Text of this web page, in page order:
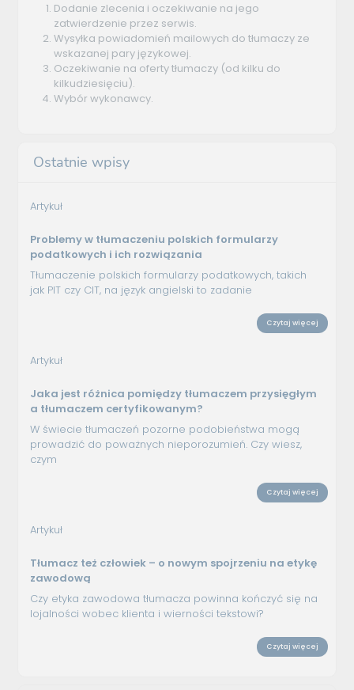
Dodanie zlecenia i oczekiwanie na jego
zatwierdzenie przez serwis.
Wysyłka powiadomień mailowych do tłumaczy ze
wskazanej pary językowej.
Oczekiwanie na oferty tłumaczy (od kilku do
kilkudziesięciu).
Wybór wykonawcy.
Ostatnie wpisy
Artykuł
Problemy w tłumaczeniu polskich formularzy
podatkowych i ich rozwiązania
Tłumaczenie polskich formularzy podatkowych, takich
jak PIT czy CIT, na język angielski to zadanie
Czytaj więcej
Artykuł
Jaka jest różnica pomiędzy tłumaczem przysięgłym
a tłumaczem certyfikowanym?
W świecie tłumaczeń pozorne podobieństwa mogą
prowadzić do poważnych nieporozumień. Czy wiesz,
czym
Czytaj więcej
Artykuł
Tłumacz też człowiek – o nowym spojrzeniu na etykę
zawodową
Czy etyka zawodowa tłumacza powinna kończyć się na
lojalności wobec klienta i wierności tekstowi?
Czytaj więcej